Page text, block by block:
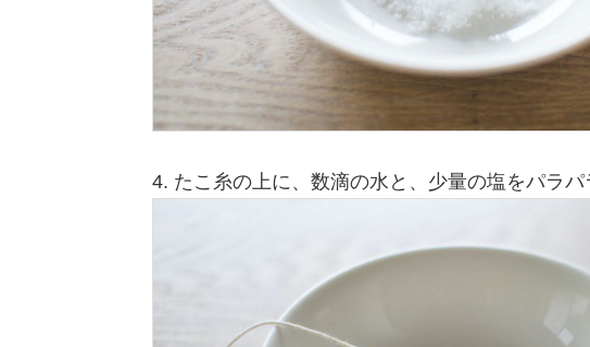
4. たこ糸の上に、数滴の水と、少量の塩をパラパ